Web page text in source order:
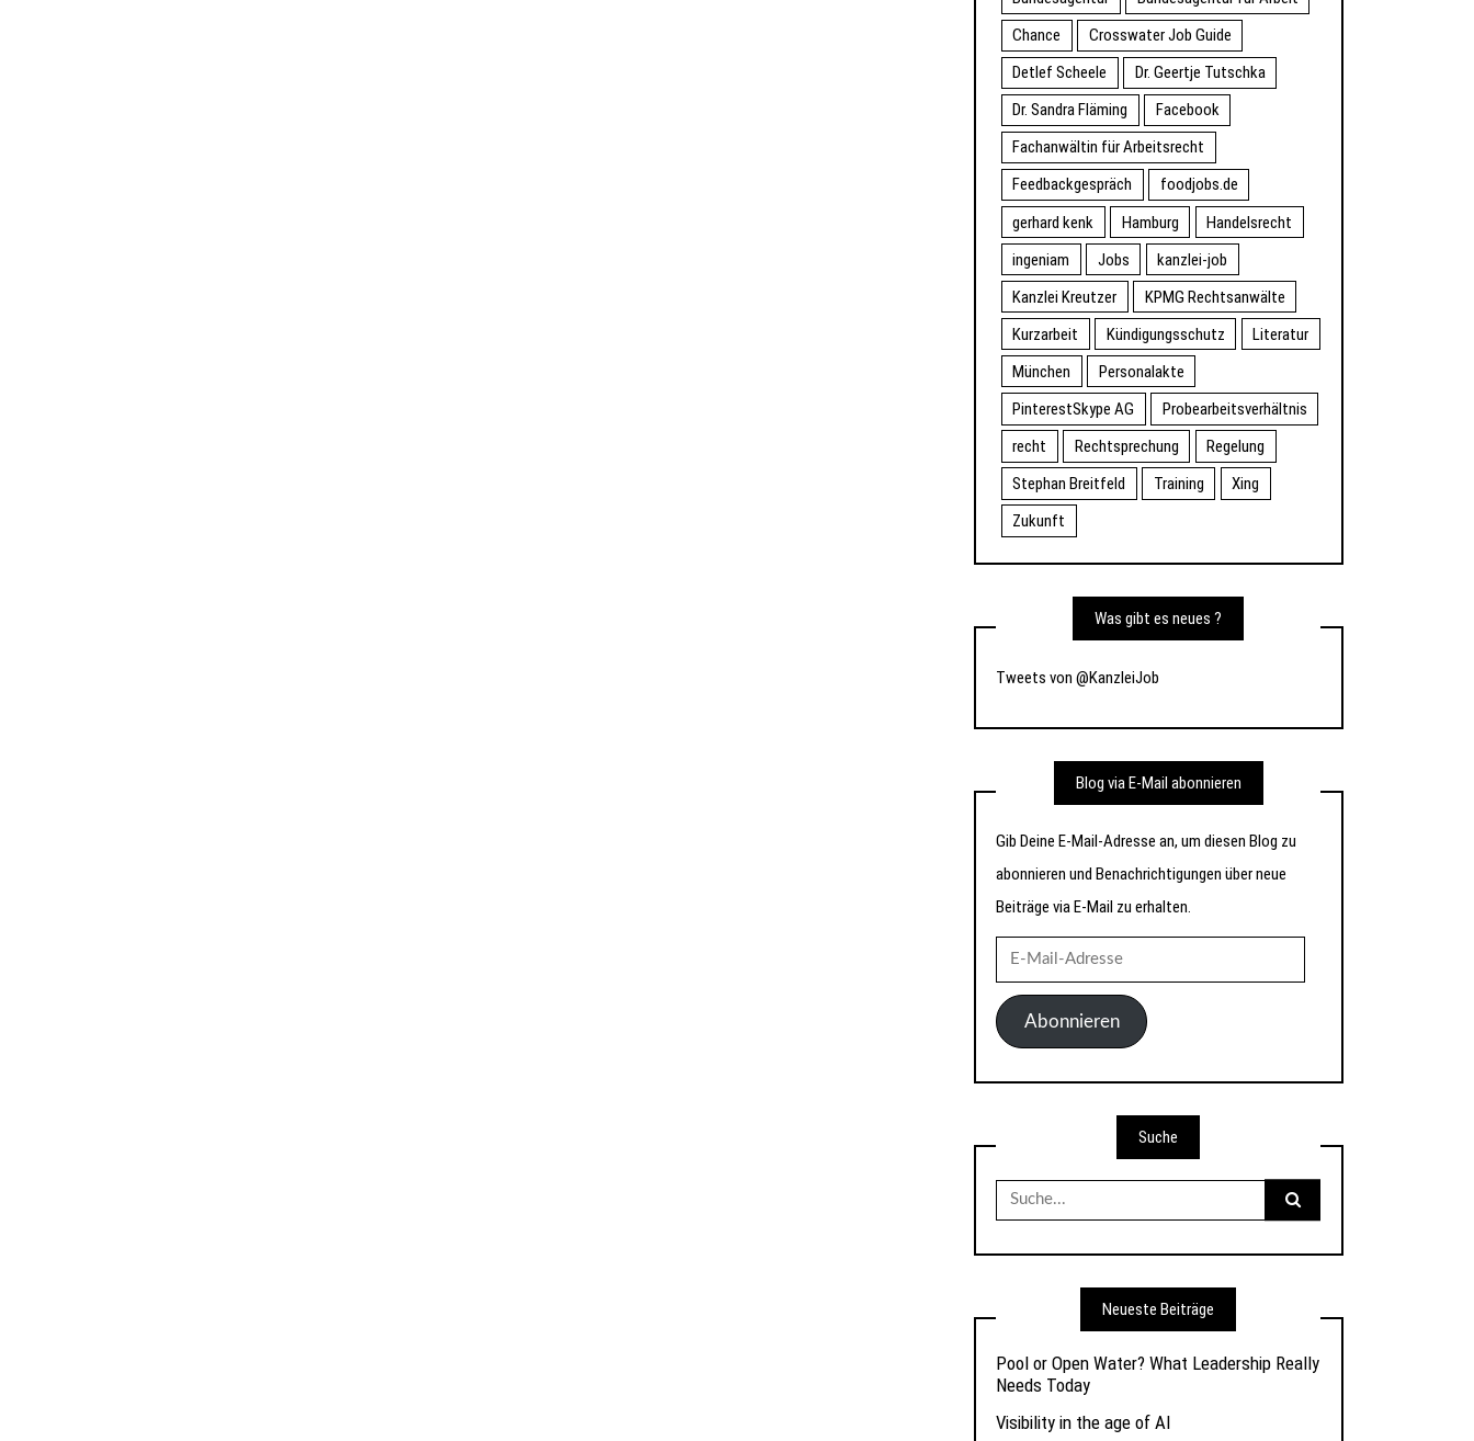
Chance
Crosswater Job Guide
Detlef Scheele
Dr. Geertje Tutschka
Dr. Sandra Fläming
Facebook
Fachanwältin für Arbeitsrecht
Feedbackgespräch
foodjobs.de
gerhard kenk
Hamburg
Handelsrecht
ingeniam
Jobs
kanzlei-job
Kanzlei Kreutzer
KPMG Rechtsanwälte
Kurzarbeit
Kündigungsschutz
Literatur
München
Personalakte
PinterestSkype AG
Probearbeitsverhältnis
recht
Rechtsprechung
Regelung
Stephan Breitfeld
Training
Xing
Zukunft
Was gibt es neues ?
Tweets von @KanzleiJob
Blog via E-Mail abonnieren
Gib Deine E-Mail-Adresse an, um diesen Blog zu
abonnieren und Benachrichtigungen über neue
Beiträge via E-Mail zu erhalten.
Mail-
AdresseAbonnieren
Suche
Suche
nach:
Neueste Beiträge
Pool or Open Water? What Leadership Really
Needs Today
Visibility in the age of AI